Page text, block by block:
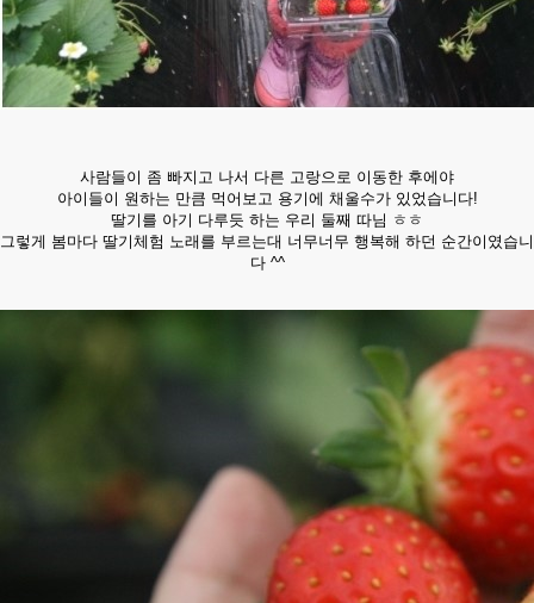
사람들이 좀 빠지고 나서 다른 고랑으로 이동한 후에야
아이들이 원하는 만큼 먹어보고 용기에 채울수가 있었습니다!
딸기를 아기 다루듯 하는 우리 둘째 따님 ㅎㅎ​
그렇게 봄마다 딸기체험 노래를 부르는대 너무너무 행복해 하던 순간이였습니
다 ^^